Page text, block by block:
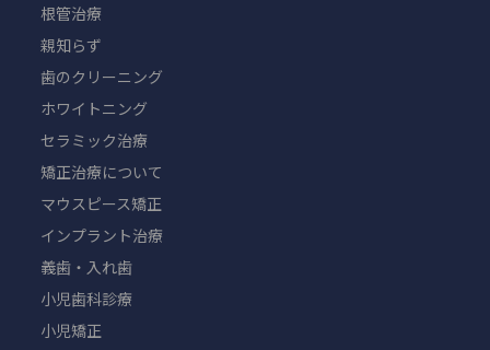
根管治療
親知らず
歯のクリーニング
ホワイトニング
セラミック治療
矯正治療について
マウスピース矯正
インプラント治療
義歯・入れ歯
小児歯科診療
小児矯正